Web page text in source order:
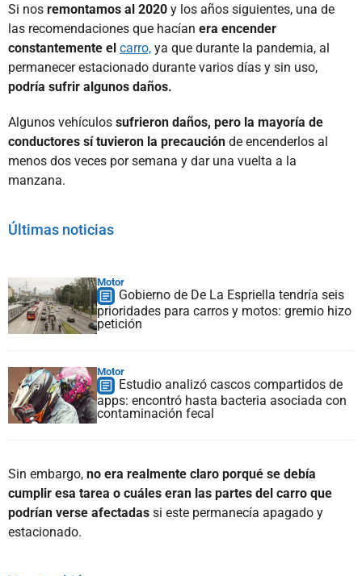
Si nos remontamos al 2020 y los años siguientes, una de
las recomendaciones que hacían era encender
constantemente el carro, ya que durante la pandemia, al
permanecer estacionado durante varios días y sin uso,
podría sufrir algunos daños.
Algunos vehículos sufrieron daños, pero la mayoría de
conductores sí tuvieron la precaución de encenderlos al
menos dos veces por semana y dar una vuelta a la
manzana.
Últimas noticias
Motor
Gobierno de De La Espriella tendría seis
prioridades para carros y motos: gremio hizo
petición
Motor
Estudio analizó cascos compartidos de
apps: encontró hasta bacteria asociada con
contaminación fecal
Sin embargo, no era realmente claro porqué se debía
cumplir esa tarea o cuáles eran las partes del carro que
podrían verse afectadas si este permanecía apagado y
estacionado.